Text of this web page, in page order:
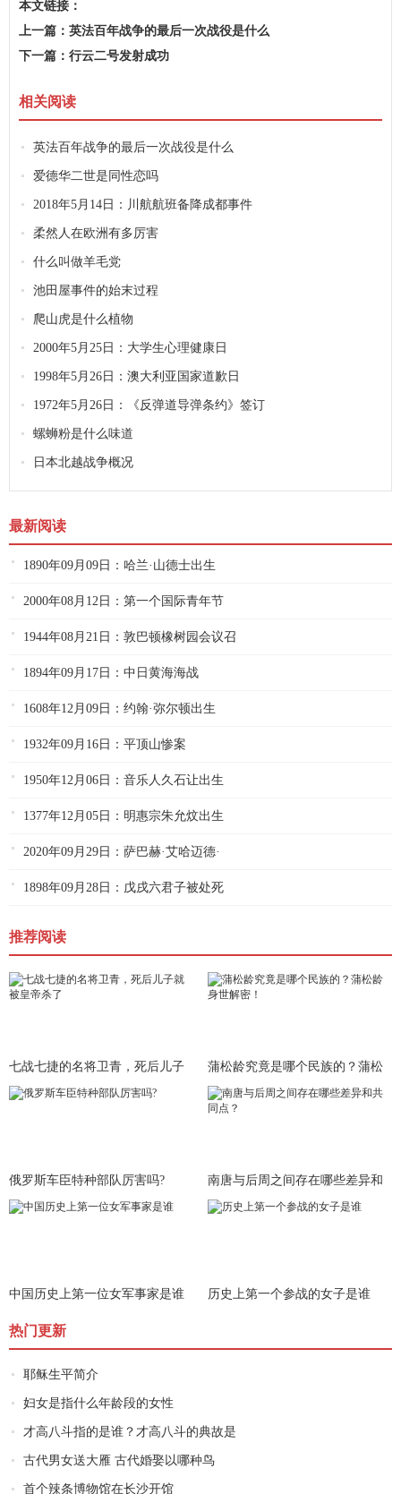
本文链接：
http://www.wecj.cn/lswh/22bd7d84d1c2e5ba61ef78b38ab1b20c.html
上一篇： 英法百年战争的最后一次战役是什么
下一篇： 行云二号发射成功
相关阅读
英法百年战争的最后一次战役是什么
爱德华二世是同性恋吗
2018年5月14日：川航航班备降成都事件
柔然人在欧洲有多厉害
什么叫做羊毛党
池田屋事件的始末过程
爬山虎是什么植物
2000年5月25日：大学生心理健康日
1998年5月26日：澳大利亚国家道歉日
1972年5月26日：《反弹道导弹条约》签订
螺蛳粉是什么味道
日本北越战争概况
最新阅读
1890年09月09日：哈兰·山德士出生
2000年08月12日：第一个国际青年节
1944年08月21日：敦巴顿橡树园会议召
1894年09月17日：中日黄海海战
1608年12月09日：约翰·弥尔顿出生
1932年09月16日：平顶山惨案
1950年12月06日：音乐人久石让出生
1377年12月05日：明惠宗朱允炆出生
2020年09月29日：萨巴赫·艾哈迈德·
1898年09月28日：戊戌六君子被处死
推荐阅读
七战七捷的名将卫青，死后儿子
就被皇
蒲松龄究竟是哪个民族的？蒲松
龄身世
俄罗斯车臣特种部队厉害吗?
南唐与后周之间存在哪些差异和
共同
中国历史上第一位女军事家是谁 历史上第一个参战的女子是谁
热门更新
耶稣生平简介
妇女是指什么年龄段的女性
才高八斗指的是谁？才高八斗的典故是
古代男女送大雁 古代婚娶以哪种鸟
首个辣条博物馆在长沙开馆